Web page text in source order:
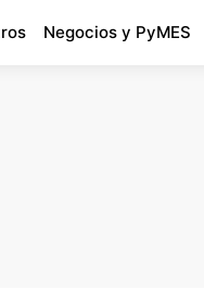
Negocios y PyMES